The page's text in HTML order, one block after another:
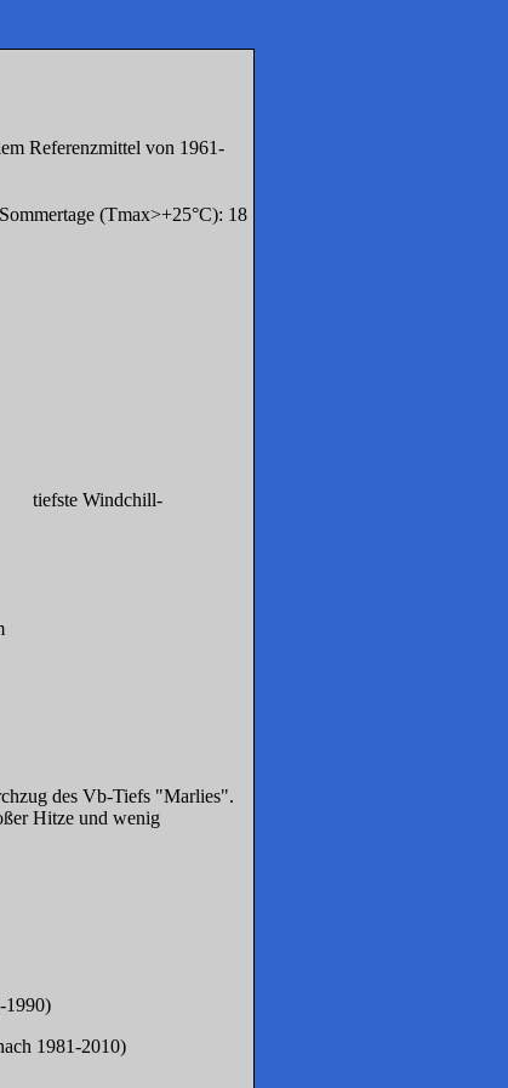
Referenzmittel von 1961-
(Tmax>+25°C): 18
Windchill-
des Vb-Tiefs "Marlies".
Hitze und wenig
1990)
1981-2010)